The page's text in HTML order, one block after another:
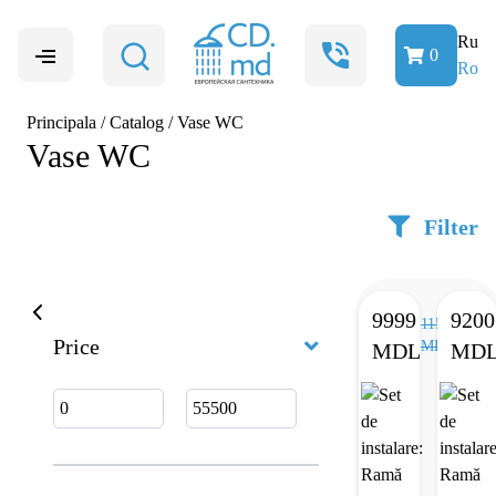
0
Ru
Ro
Principala / Catalog / Vase WC
Vase WC
Filter
Price
9999
MDL
11500
MDL
9200